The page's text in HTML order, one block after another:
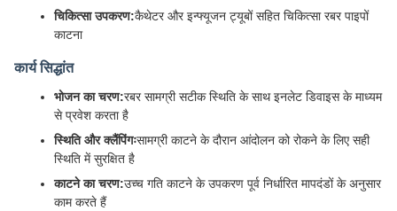
चिकित्सा उपकरण:कैथेटर और इन्फ्यूजन ट्यूबों सहित चिकित्सा रबर पाइपों
काटना
कार्य सिद्धांत
भोजन का चरण:रबर सामग्री सटीक स्थिति के साथ इनलेट डिवाइस के माध्यम
से प्रवेश करता है
स्थिति और क्लैंपिंगःसामग्री काटने के दौरान आंदोलन को रोकने के लिए सही
स्थिति में सुरक्षित है
काटने का चरण:उच्च गति काटने के उपकरण पूर्व निर्धारित मापदंडों के अनुसार
काम करते हैं